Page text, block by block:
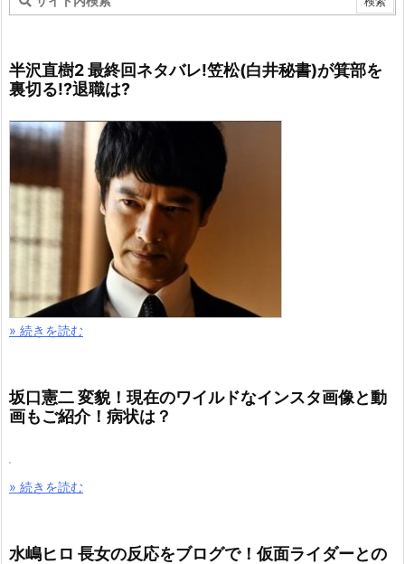
半沢直樹2 最終回ネタバレ!笠松(白井秘書)が箕部を
裏切る!?退職は?
» 続きを読む
坂口憲二 変貌！現在のワイルドなインスタ画像と動
画もご紹介！病状は？
» 続きを読む
水嶋ヒロ 長女の反応をブログで！仮面ライダーとの